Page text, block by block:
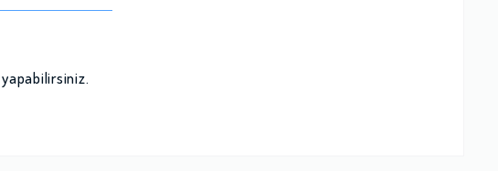
yapabilirsiniz.